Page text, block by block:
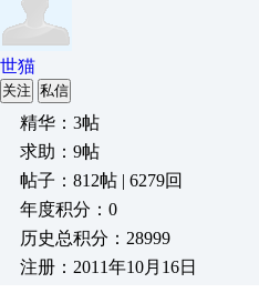
世猫
关注 私信
精华：3帖
求助：9帖
帖子：812帖 | 6279回
年度积分：0
历史总积分：28999
注册：2011年10月16日